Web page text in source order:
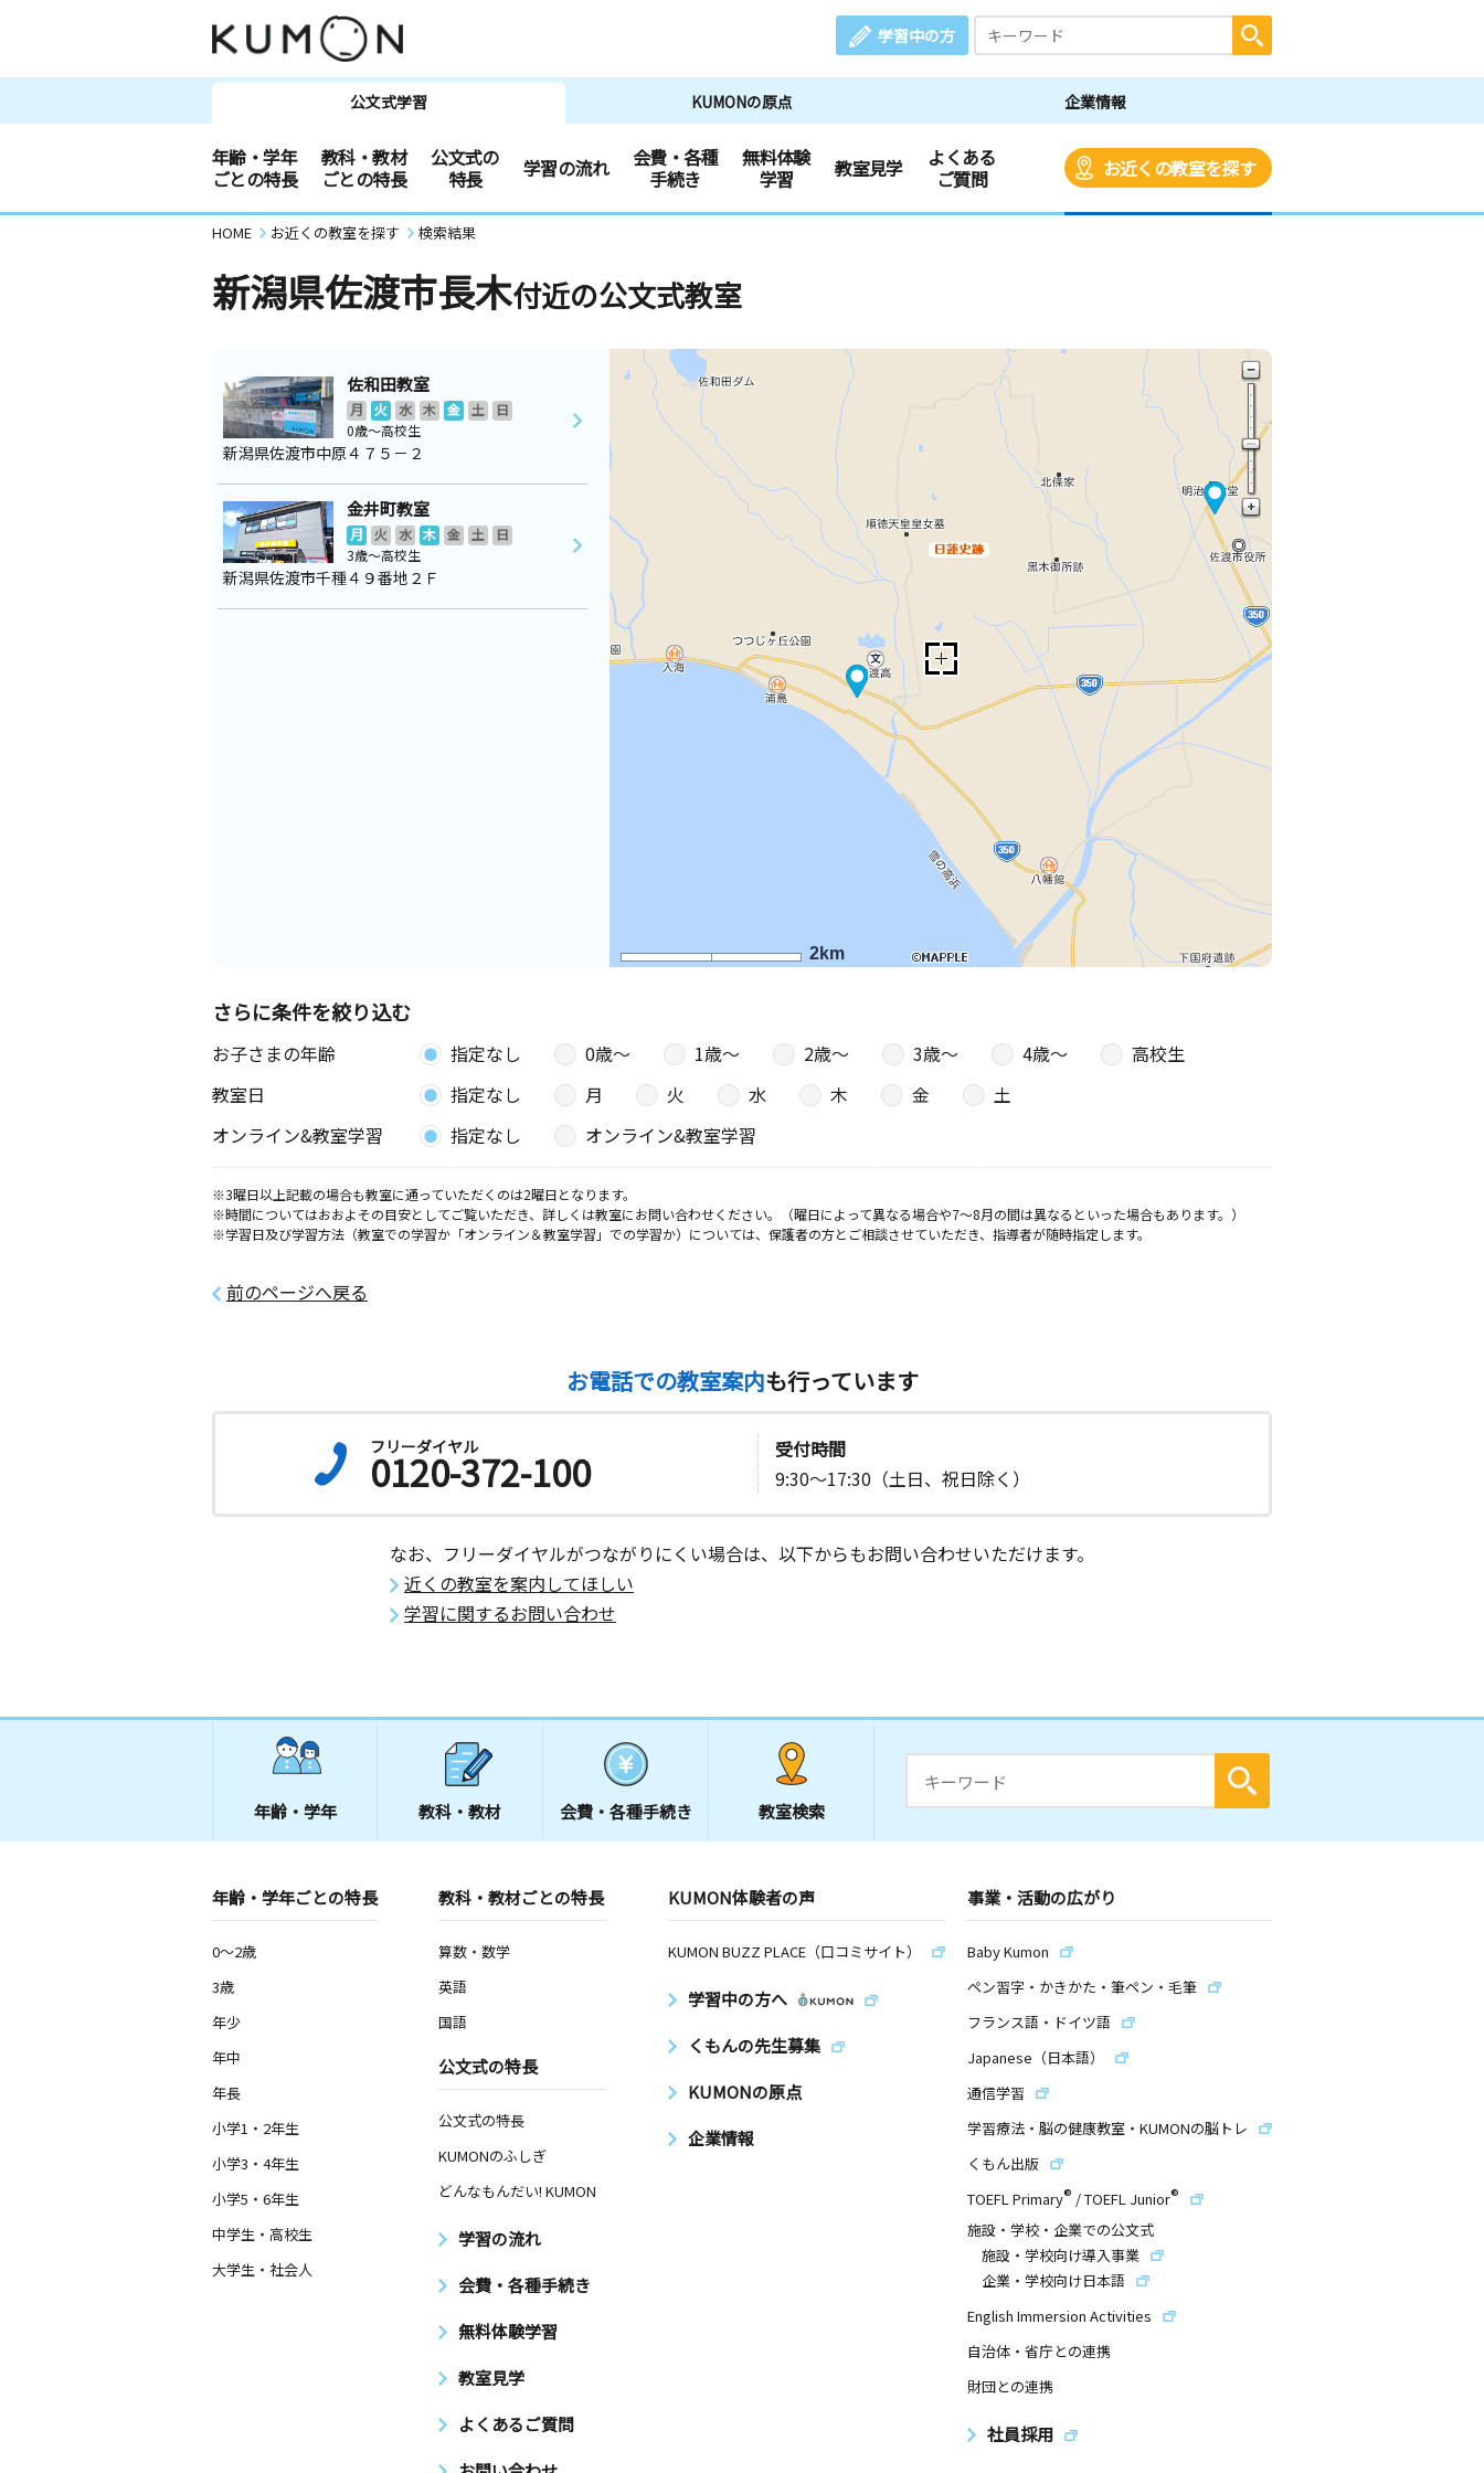
学習中の方
公文式学習 KUMONの原点 企業情報
年齢・学年
ごとの特長
教科・教材
ごとの特長
公文式の
特長
学習の流れ
会費・各種
手続き
無料体験
学習
教室見学
よくある
ご質問
お近くの教室を探す
HOME お近くの教室を探す 検索結果
新潟県佐渡市長木付近の公文式教室
2km
佐和田教室
月 火 水 木 金 土
日
0歳～高校生
新潟県佐渡市中原４７５－２
金井町教室
月 火 水 木 金 土
日
3歳～高校生
新潟県佐渡市千種４９番地２Ｆ
さらに条件を絞り込む
お子さまの年齢 指定なし 0歳〜 1歳〜 2歳〜 3歳〜 4歳〜
高校生
教室日
指定なし 月 火 水 木 金
土
オンライン&教室学習
指定なし オンライン&教室学習
※3曜日以上記載の場合も教室に通っていただくのは2曜日となります。
※時間についてはおおよその目安としてご覧いただき、詳しくは教室にお問い合わせください。（曜日によって異なる場合や7～8月の間は異なるといった場合もあります。）
※学習日及び学習方法（教室での学習か「オンライン＆教室学習」での学習か）については、保護者の方とご相談させていただき、指導者が随時指定します。
前のページへ戻る
お電話での教室案内も行っています
フリーダイヤル
0120-372-100
受付時間
9:30～17:30（土日、祝日除く）
なお、フリーダイヤルがつながりにくい場合は、以下からもお問い合わせいただけます。
近くの教室を案内してほしい
学習に関するお問い合わせ
年齢・学年 教科・教材 会費・ 各種手続き 教室検索
年齢・学年ごとの特長
0～2歳
3歳
年少
年中
年長
小学1・2年生
小学3・4年生
小学5・6年生
中学生・高校生
大学生・社会人
教科・教材ごとの特長
算数・数学
英語
国語
公文式の特長
公文式の特長
KUMONのふしぎ
どんなもんだい! KUMON
学習の流れ
会費・各種手続き
無料体験学習
教室見学
よくあるご質問
KUMON体験者の声
KUMON BUZZ PLACE（口コミサイト）
学習中の方へ
くもんの先生募集
KUMONの原点
企業情報
事業・活動の広がり
Baby Kumon
ペン習字・かきかた・筆ペン・毛筆
フランス語・ドイツ語
Japanese（日本語）
通信学習
学習療法・脳の健康教室・KUMONの脳トレ
くもん出版
TOEFL Primary® /TOEFL Junior®
施設・学校・企業での公文式
施設・学校向け導入事業
企業・学校向け日本語
English Immersion Activities
自治体・省庁との連携
財団との連携
社員採用